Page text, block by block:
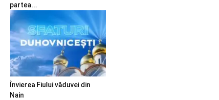
partea...
Învierea Fiului văduvei din
Nain